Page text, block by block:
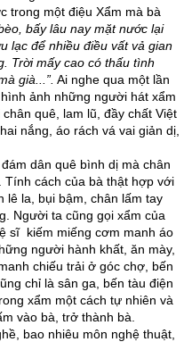
trong một điệu Xẩm mà bà
bấy lâu nay mặt nước lại
lạc để nhiều điều vất vả gian
Trời mấy cao có thấu tình
già...”. Ai nghe qua một lần
ảnh những người hát xẩm
quê, lam lũ, đầy chất Việt
nắng, áo rách vá vai giản dị,
dân quê bình dị mà chân
Tính cách của bà thật hợp với
lê la, bụi bậm, chân lấm tay
Người ta cũng gọi xẩm của
sĩ kiếm miếng cơm manh áo
người hành khất, ăn mày,
chiếu trải ở góc chợ, bến
chỉ là sân ga, bến tàu điện
xẩm một cách tự nhiên và
vào bà, trở thành bà.
bao nhiêu môn nghệ thuật,